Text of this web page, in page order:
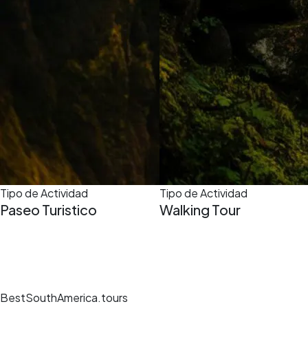
Tipo de Actividad
Paseo Turistico
Tipo de Actividad
Walking Tour
BestSouthAmerica.tours